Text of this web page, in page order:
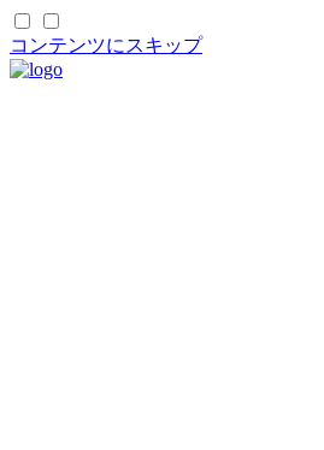
コンテンツにスキップ